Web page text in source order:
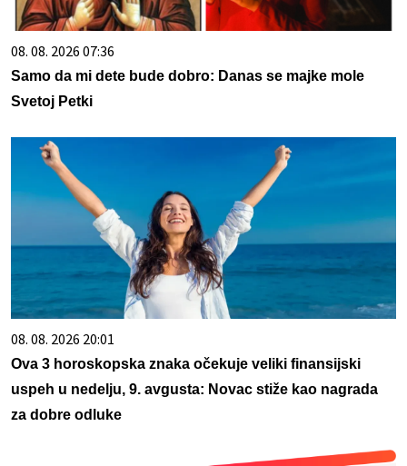
08. 08. 2026 07:36
Samo da mi dete bude dobro: Danas se majke mole
Svetoj Petki
08. 08. 2026 20:01
Ova 3 horoskopska znaka očekuje veliki finansijski
uspeh u nedelju, 9. avgusta: Novac stiže kao nagrada
za dobre odluke